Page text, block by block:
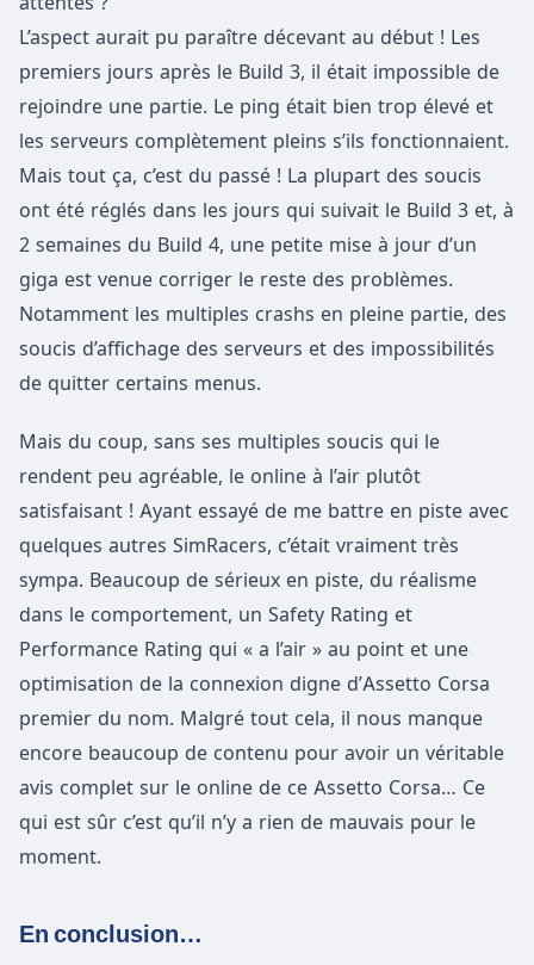
L’aspect aurait pu paraître décevant au début ! Les
premiers jours après le Build 3, il était impossible de
rejoindre une partie. Le ping était bien trop élevé et
les serveurs complètement pleins s’ils fonctionnaient.
Mais tout ça, c’est du passé ! La plupart des soucis
ont été réglés dans les jours qui suivait le Build 3 et, à
2 semaines du Build 4, une petite mise à jour d’un
giga est venue corriger le reste des problèmes.
Notamment les multiples crashs en pleine partie, des
soucis d’affichage des serveurs et des impossibilités
de quitter certains menus.
Mais du coup, sans ses multiples soucis qui le
rendent peu agréable, le online à l’air plutôt
satisfaisant ! Ayant essayé de me battre en piste avec
quelques autres SimRacers, c’était vraiment très
sympa. Beaucoup de sérieux en piste, du réalisme
dans le comportement, un Safety Rating et
Performance Rating qui « a l’air » au point et une
optimisation de la connexion digne d’Assetto Corsa
premier du nom. Malgré tout cela, il nous manque
encore beaucoup de contenu pour avoir un véritable
avis complet sur le online de ce Assetto Corsa… Ce
qui est sûr c’est qu’il n’y a rien de mauvais pour le
moment.
En conclusion…